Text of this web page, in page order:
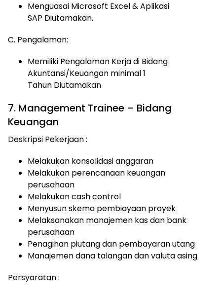
Menguasai Microsoft Excel & Aplikasi
SAP Diutamakan.
C. Pengalaman:
Memiliki Pengalaman Kerja di Bidang
Akuntansi/Keuangan minimal 1
Tahun Diutamakan
7. Management Trainee – Bidang
Keuangan
Deskripsi Pekerjaan :
Melakukan konsolidasi anggaran
Melakukan perencanaan keuangan
perusahaan
Melakukan cash control
Menyusun skema pembiayaan proyek
Melaksanakan manajemen kas dan bank
perusahaan
Penagihan piutang dan pembayaran utang
Manajemen dana talangan dan valuta asing.
Persyaratan :